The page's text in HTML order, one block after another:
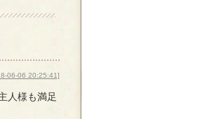
06-06 20:25:41]
人様も満足